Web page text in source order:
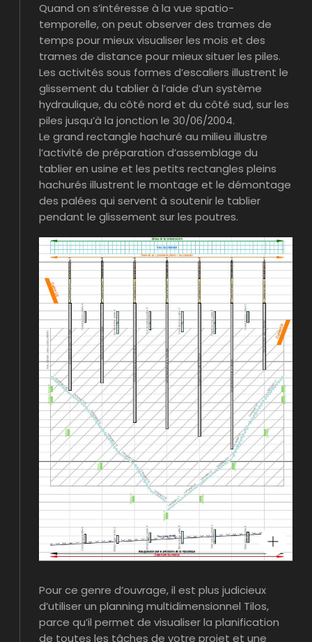
Quand on s’intéresse à la vue spatio-
temporelle, on peut observer des trames de
temps pour mieux visualiser les mois et des
trames de distance pour mieux situer les piles.
Les activités sous formes d’escaliers illustrent le
glissement du tablier à l’aide d’un système
hydraulique, du côté nord et du côté sud, sur les
piles jusqu’à la jonction le 30/06/2004.
Le grand rectangle hachuré au milieu illustre
l’activité de préparation d’assemblage du
tablier en usine et les petits rectangles pleins
hachurés illustrent le montage et le démontage
des palées qui servent à soutenir le tablier
pendant le glissement sur les poutres.
Pour ce genre d’ouvrage, il est plus judicieux
d’utiliser un planning multidimensionnel Tilos,
parce qu’il permet de visualiser la planification
de toutes les tâches de votre projet et une